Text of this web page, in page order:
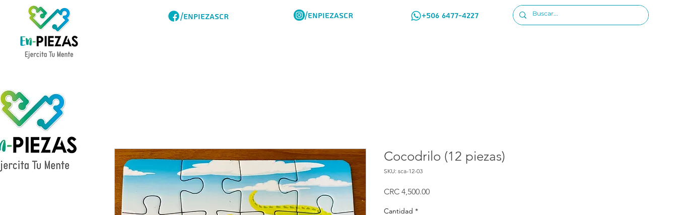
/ENPIEZASCR /ENPIEZASCR +506 6477-4227
Cocodrilo (12 piezas)
SKU: sca-12-03
CRC 4,500.00Precio
Cantidad *